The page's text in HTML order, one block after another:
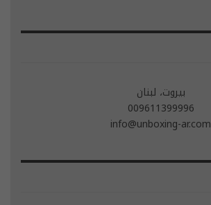
بيروت، لبنان
009611399996
info@unboxing-ar.com